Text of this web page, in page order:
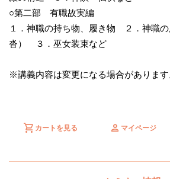
○第二部 有職故実編
１．神職の持ち物、履き物 ２．神職
沓） ３．巫女装束など
※講義内容は変更になる場合があります
shopping_cart カートを見る person マイページ